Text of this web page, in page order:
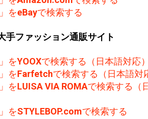
をeBayで検索する
手ファッション通販サイト
をYOOXで検索する（日本語対応）
をFarfetchで検索する（日本語対
をLUISA VIA ROMAで検索する（
をSTYLEBOP.comで検索する